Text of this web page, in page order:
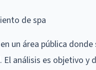
de spa
un área pública
análisis es objetivo y